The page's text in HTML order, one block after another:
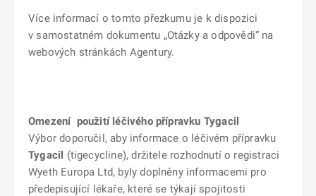
Více informací o tomto přezkumu je k dispozici
v samostatném dokumentu „Otázky a odpovědi“ na
webových stránkách Agentury.
Omezení použití léčivého přípravku Tygacil
Výbor doporučil, aby informace o léčivém přípravku
Tygacil (tigecycline), držitele rozhodnutí o registraci
Wyeth Europa Ltd, byly doplněny informacemi pro
předepisující lékaře, které se týkají spojitosti